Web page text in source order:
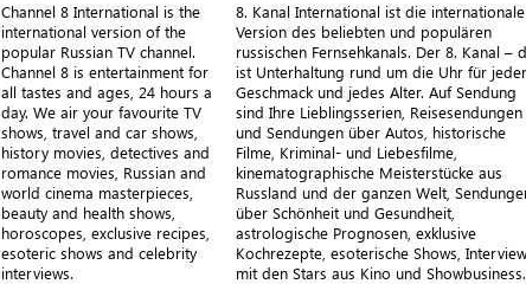
Channel 8 International is the
international version of the
popular Russian TV channel.
Channel 8 is entertainment for
all tastes and ages, 24 hours a
day. We air your favourite TV
shows, travel and car shows,
history movies, detectives and
romance movies, Russian and
world cinema masterpieces,
beauty and health shows,
horoscopes, exclusive recipes,
esoteric shows and celebrity
interviews.
8. Kanal International ist die internationale
Version des beliebten und populären
russischen Fernsehkanals. Der 8. Kanal –
ist Unterhaltung rund um die Uhr für
Geschmack und jedes Alter. Auf Sendung
sind Ihre Lieblingsserien, Reisesendungen
und Sendungen über Autos, historische
Filme, Kriminal- und Liebesfilme,
kinematographische Meisterstücke aus
Russland und der ganzen Welt,
über Schönheit und Gesundheit,
astrologische Prognosen, exklusive
Kochrezepte, esoterische Shows,
mit den Stars aus Kino und Showbusiness.